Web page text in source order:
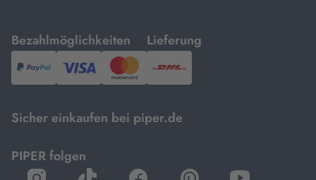
Bezahlmöglichkeiten
mit
PayPal,Visa
und
Lieferung
mit
DHL.
Sicher einkaufen bei piper.de
PIPER folgen
öffnet
öffnet
öffnet
öffnet
öffnet